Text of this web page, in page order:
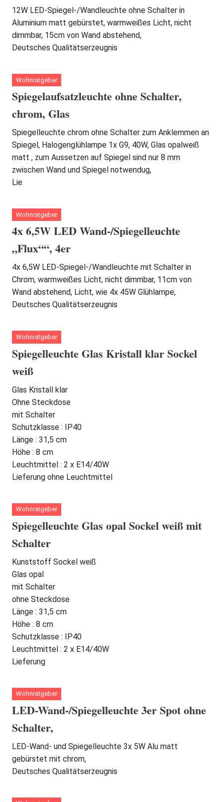
12W LED-Spiegel-/Wandleuchte ohne Schalter in
Aluminium matt gebürstet, warmweißes Licht, nicht
dimmbar, 15cm von Wand abstehend,
Deutsches Qualitätserzeugnis
Wohnratgeber
Spiegelaufsatzleuchte ohne Schalter,
chrom, Glas
Spiegelleuchte chrom ohne Schalter zum Anklemmen an
Spiegel, Halogenglühlampe 1x G9, 40W, Glas opalweiß
matt , zum Aussetzen auf Spiegel sind nur 8 mm
zwischen Wand und Spiegel notwendug,
Lie
Wohnratgeber
4x 6,5W LED Wand-/Spiegelleuchte
„Flux““, 4er
4x 6,5W LED-Spiegel-/Wandleuchte mit Schalter in
Chrom, warmweißes Licht, nicht dimmbar, 11cm von
Wand abstehend, Licht, wie 4x 45W Glühlampe,
Deutsches Qualitätserzeugnis
Wohnratgeber
Spiegelleuchte Glas Kristall klar Sockel
weiß
Glas Kristall klar
Ohne Steckdose
mit Schalter
Schutzklasse : IP40
Länge : 31,5 cm
Höhe : 8 cm
Leuchtmittel : 2 x E14/40W
Lieferung ohne Leuchtmittel
Wohnratgeber
Spiegelleuchte Glas opal Sockel weiß mit
Schalter
Kunststoff Sockel weiß
Glas opal
mit Schalter
ohne Steckdose
Länge : 31,5 cm
Höhe : 8 cm
Schutzklasse : IP40
Leuchtmittel : 2 x E14/40W
Lieferung
Wohnratgeber
LED-Wand-/Spiegelleuchte 3er Spot ohne
Schalter,
LED-Wand- und Spiegelleuchte 3x 5W Alu matt
gebürstet mit chrom,
Deutsches Qualitätserzeugnis